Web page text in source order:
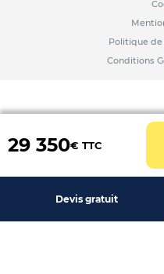
29 350€ TTC
Devis gratuit
Politique
Conditions